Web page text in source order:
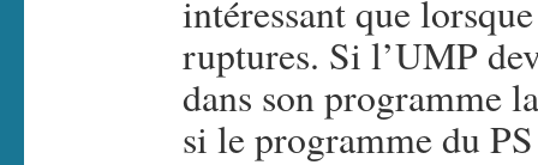
intéressant que
ruptures. Si l’UMP
dans son programme
si le programme du